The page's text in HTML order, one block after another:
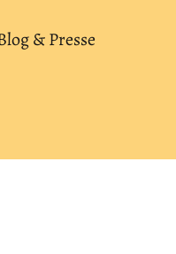
& Presse